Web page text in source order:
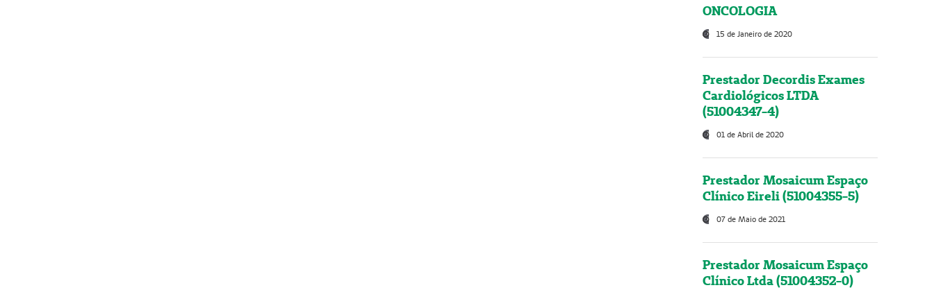
ONCOLOGIA
15 de Janeiro de 2020
Prestador Decordis Exames
Cardiológicos LTDA
(51004347-4)
01 de Abril de 2020
Prestador Mosaicum Espaço
Clínico Eireli (51004355-5)
07 de Maio de 2021
Prestador Mosaicum Espaço
Clínico Ltda (51004352-0)